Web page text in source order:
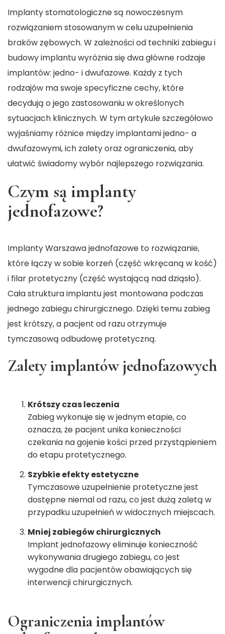
Implanty stomatologiczne są nowoczesnym
rozwiązaniem stosowanym w celu uzupełnienia
braków zębowych. W zależności od techniki zabiegu i
budowy implantu wyróżnia się dwa główne rodzaje
implantów: jedno- i dwufazowe. Każdy z tych
rodzajów ma swoje specyficzne cechy, które
decydują o jego zastosowaniu w określonych
sytuacjach klinicznych. W tym artykule szczegółowo
wyjaśniamy różnice między implantami jedno- a
dwufazowymi, ich zalety oraz ograniczenia, aby
ułatwić świadomy wybór najlepszego rozwiązania.
Czym są implanty
jednofazowe?
Implanty Warszawajednofazowe to rozwiązanie,
które łączy w sobie korzeń (część wkręcaną w kość)
i filar protetyczny (część wystającą nad dziąsło).
Cała struktura implantu jest montowana podczas
jednego zabiegu chirurgicznego. Dzięki temu zabieg
jest krótszy, a pacjent od razu otrzymuje
tymczasową odbudowę protetyczną.
Zalety implantów jednofazowych
Krótszy czas leczenia
Zabieg wykonuje się w jednym etapie, co
oznacza, że pacjent unika konieczności
czekania na gojenie kości przed przystąpieniem
do etapu protetycznego.
Szybkie efekty estetyczne
Tymczasowe uzupełnienie protetyczne jest
dostępne niemal od razu, co jest dużą zaletą w
przypadku uzupełnień w widocznych miejscach.
Mniej zabiegów chirurgicznych
Implant jednofazowy eliminuje konieczność
wykonywania drugiego zabiegu, co jest
wygodne dla pacjentów obawiających się
interwencji chirurgicznych.
Ograniczenia implantów